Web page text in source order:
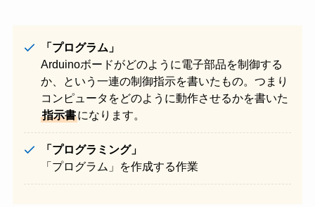
「プログラム」
Arduinoボードがどのように電子部品を制御する
か、という一連の制御指示を書いたもの。つまり
コンピュータをどのように動作させるかを書いた
指示書になります。
「プログラミング」
「プログラム」を作成する作業